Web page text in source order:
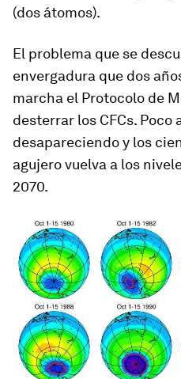
(dos átomos).
El problema que se
envergadura que dos
marcha el Protocolo de
desterrar los CFCs. Poco
desapareciendo y los
agujero vuelva a los
2070.